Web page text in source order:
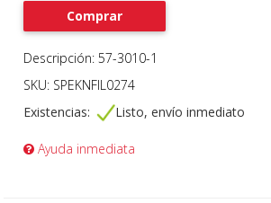
Comprar
Descripción: 57-3010-1
SKU: SPEKNFIL0274
Existencias:
Listo, envío inmediato
Ayuda inmediata